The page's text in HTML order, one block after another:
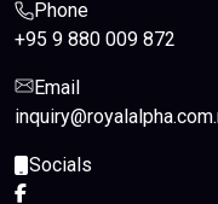
Phone
+95 9 880 009 872
Email
Socials